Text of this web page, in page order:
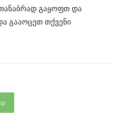
გაყოფთ და
გააოცეთ თქვენი